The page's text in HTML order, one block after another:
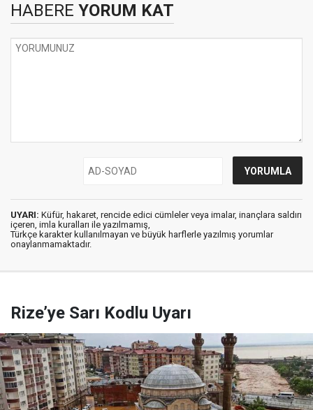
HABERE YORUM KAT
UYARI: Küfür, hakaret, rencide edici cümleler veya imalar, inançlara saldırı
içeren, imla kuralları ile yazılmamış,
Türkçe karakter kullanılmayan ve büyük harflerle yazılmış yorumlar
onaylanmamaktadır.
Rize’ye Sarı Kodlu Uyarı